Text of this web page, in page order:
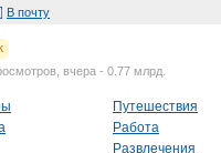
В почту
вчера - 0.77 млрд.
Путешествия
Работа
Развлечения